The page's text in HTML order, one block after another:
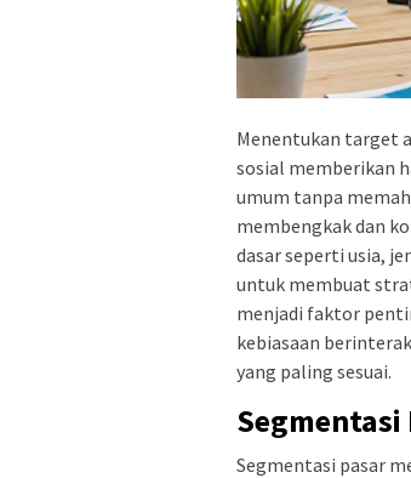
Menentukan target
sosial memberikan
umum tanpa
membengkak dan
dasar seperti usia,
untuk membuat
menjadi faktor
kebiasaan
yang paling sesuai.
Segmentasi pasar